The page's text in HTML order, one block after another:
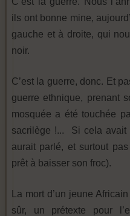
ils ont bonne mine,
gauche et à droite, qui
noir.
C’est la guerre, donc. Et
guerre ethnique, prenant
mosquée a été touchée
sacrilège !... Si cela avait
aurait parlé, et surtout
prêt à baisser son froc).
La mort d’un jeune
sûr, un prétexte pour